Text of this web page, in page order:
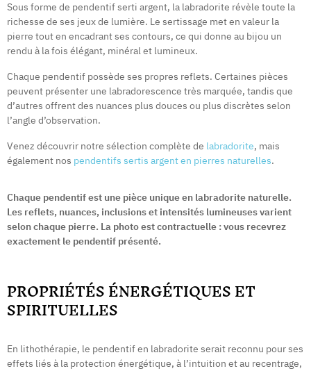
Sous forme de pendentif serti argent, la labradorite révèle toute la
richesse de ses jeux de lumière. Le sertissage met en valeur la
pierre tout en encadrant ses contours, ce qui donne au bijou un
rendu à la fois élégant, minéral et lumineux.
Chaque pendentif possède ses propres reflets. Certaines pièces
peuvent présenter une labradorescence très marquée, tandis que
d’autres offrent des nuances plus douces ou plus discrètes selon
l’angle d’observation.
Venez découvrir notre sélection complète de labradorite, mais
également nos pendentifs sertis argent en pierres naturelles.
Chaque pendentif est une pièce unique en labradorite naturelle.
Les reflets, nuances, inclusions et intensités lumineuses varient
selon chaque pierre. La photo est contractuelle : vous recevrez
exactement le pendentif présenté.
PROPRIÉTÉS ÉNERGÉTIQUES ET
SPIRITUELLES
En lithothérapie, le pendentif en labradorite serait reconnu pour ses
effets liés à la protection énergétique, à l’intuition et au recentrage,